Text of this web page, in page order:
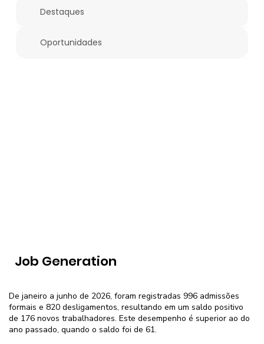
Destaques
Oportunidades
Job Generation
De janeiro a junho de 2026, foram registradas 996 admissões
formais e 820 desligamentos, resultando em um saldo positivo
de 176 novos trabalhadores. Este desempenho é superior ao do
ano passado, quando o saldo foi de 61.